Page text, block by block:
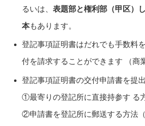
るいは、表題部と権利部（甲区）
本もあります。
登記事項証明書はだれでも手数料
付を請求することができます （商
登記事項証明書の交付申請書を提
①最寄りの登記所に直接持参す る
②申請書を登記所に郵送する方法